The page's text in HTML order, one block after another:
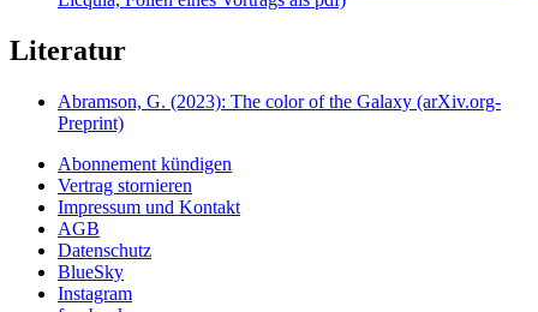
Literatur
Abramson, G. (2023): The color of the Galaxy (arXiv.org-
Preprint)
Abonnement kündigen
Vertrag stornieren
Impressum und Kontakt
AGB
Datenschutz
BlueSky
Instagram